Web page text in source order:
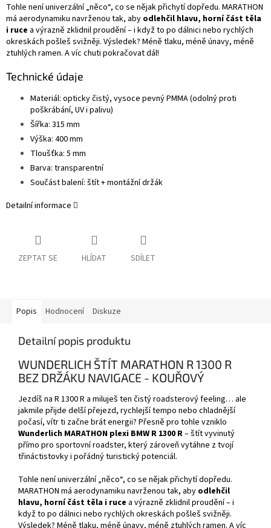
Tohle není univerzální „něco“, co se nějak přichytí dopředu. MARATHON
má aerodynamiku navrženou tak, aby odlehčil hlavu, horní část těla
i ruce a výrazně zklidnil proudění – i když to po dálnici nebo rychlých
okreskách pošleš svižněji. Výsledek? Méně tlaku, méně únavy, méně
ztuhlých ramen. A víc chuti pokračovat dál!
Technické údaje
Materiál: opticky čistý, vysoce pevný PMMA (odolný proti
poškrábání, UV i palivu)
Šířka: 315 mm
Výška: 400 mm
Tloušťka: 5 mm
Barva: transparentní
Součást balení: štít + montážní držák
Detailní informace
ZEPTAT SE HLÍDAT SDÍLET
Popis Hodnocení Diskuze
Detailní popis produktu
WUNDERLICH ŠTÍT MARATHON R 1300 R
BEZ DRŽÁKU NAVIGACE - KOUŘOVÝ
Jezdíš na R 1300 R a miluješ ten čistý roadsterový feeling… ale
jakmile přijde delší přejezd, rychlejší tempo nebo chladnější
počasí, vítr ti začne brát energii? Přesně pro tohle vzniklo
Wunderlich MARATHON plexi BMW R 1300 R– štít vyvinutý
přímo pro sportovní roadster, který zároveň vytáhne z tvojí
třináctistovky i pořádný turistický potenciál.
Tohle není univerzální „něco“, co se nějak přichytí dopředu.
MARATHON má aerodynamiku navrženou tak, aby odlehčil
hlavu, horní část těla i ruce a výrazně zklidnil proudění – i
když to po dálnici nebo rychlých okreskách pošleš svižněji.